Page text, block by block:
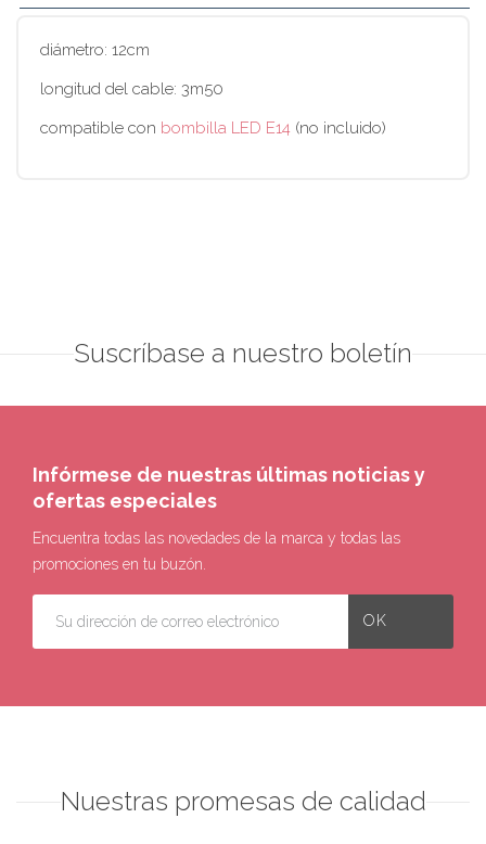
diámetro: 12cm
longitud del cable: 3m50
compatible con bombilla LED E14 (no incluido)
Suscríbase a nuestro boletín
Infórmese de nuestras últimas noticias y
ofertas especiales
Encuentra todas las novedades de la marca y todas las
promociones en tu buzón.
Nuestras promesas de calidad